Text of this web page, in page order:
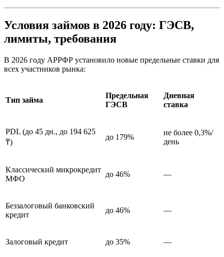
Условия займов в 2026 году: ГЭСВ,
лимиты, требования
В 2026 году АРРФР установило новые предельные ставки для
всех участников рынка:​
Тип займа
Предельная
ГЭСВ
Дневная
ставка
PDL (до 45 дн., до 194 625
₸)
до 179%
не более 0,3%/
день
Классический микрокредит
МФО
до 46% —
Беззалоговый банковский
кредит
до 46% —
Залоговый кредит до 35% —